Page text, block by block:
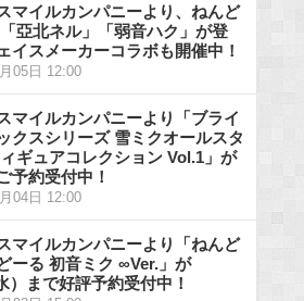
マイルカンパニーより、ねんど
亞北ネル」「弱音ハク」が登
イスメーカーコラボも開催中！
05日 12:00
マイルカンパニーより「ブライ
クスシリーズ 雪ミクオールスタ
ギュアコレクション Vol.1」が
予約受付中！
04日 12:00
マイルカンパニーより「ねんど
ーる 初音ミク ∞Ver.」が
）まで好評予約受付中！